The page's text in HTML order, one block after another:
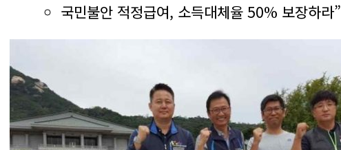
국민불안 적정급여, 소득대체율 50% 보장하라”